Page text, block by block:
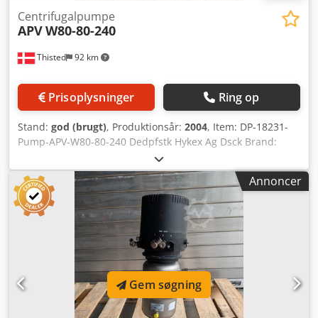
Thisted 92 km
Centrifugalpumpe
APVW80-80-240
Prisoplysninger Ring op
Stand: god (brugt), Produktionsår: 2004, Item: DP-18231-
Pump-APV-W80-80-240 Dedpfstk Hykex Ag Dsck Brand:
APV-SPX Type: W+80/80 240 Mærke: APV-SPX Serie
nummer: 3013986 Year: 2004
Annoncer
Gem søgning